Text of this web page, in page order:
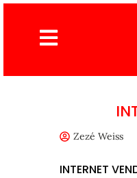
Zezé Weiss
INTERNET